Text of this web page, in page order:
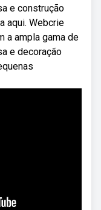
e construção
aqui. Webcrie
a ampla gama de
e decoração